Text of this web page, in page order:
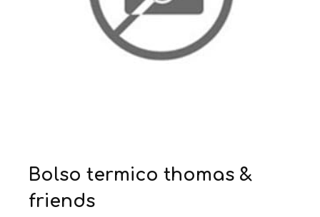
bolso termico thomas &
friends